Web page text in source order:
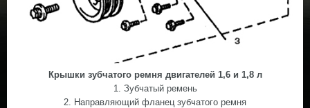
Крышки зубчатого ремня двигателей 1,6 и 1,8 л
1. Зубчатый ремень
2. Направляющий фланец зубчатого ремня